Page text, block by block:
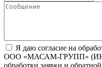
Я даю согласие на
ООО «МАСАМ-ГРУПП» (ИНН